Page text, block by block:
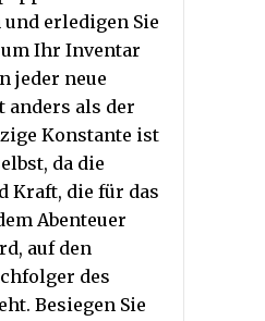
erledigen Sie
um Ihr Inventar
jeder neue
anders als der
Konstante ist
da die
Kraft, die für das
Abenteuer
auf den
des
Besiegen Sie